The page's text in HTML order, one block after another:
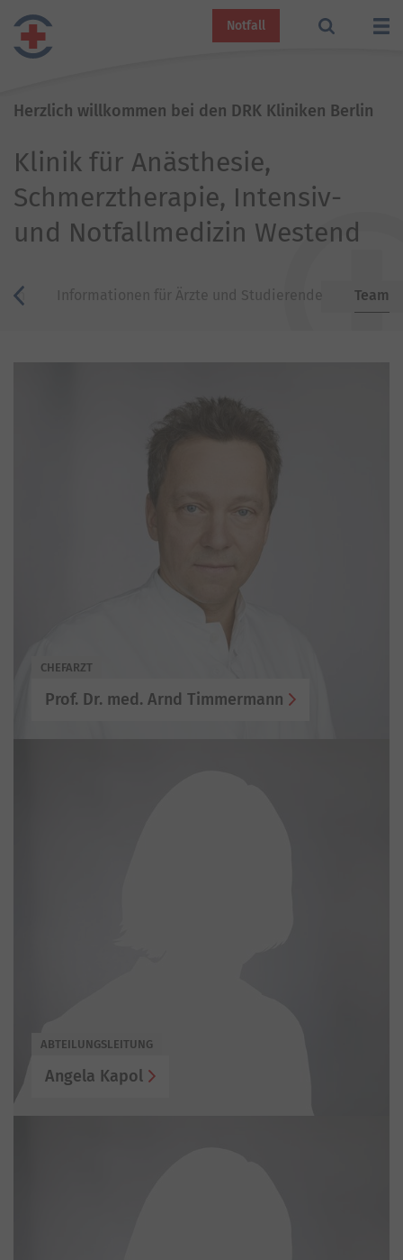
Notfall
Herzlich willkommen bei den DRK Kliniken Berlin
Klinik für Anästhesie,
Schmerztherapie, Intensiv-
und Notfallmedizin Westend
zurück Informationen für Ärzte und Studierende Team
CHEFARZT
Prof. Dr. med. Arnd Timmermann
ABTEILUNGSLEITUNG
Angela Kapol